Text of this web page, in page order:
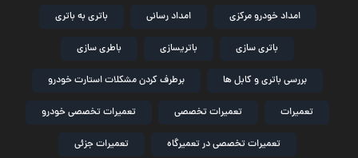
امداد خودرو مرکزی امداد رسانی باتری به باتری
باتری سازی باتریسازی باطری سازی
بررسی باتری و کابل ها برطرف کردن مشکلات استارت خودرو
تعمیرات تعمیرات تخصصی تعمیرات تخصصی خودرو
تعمیرات تخصصی در تعمیرگاه تعمیرات جزئی